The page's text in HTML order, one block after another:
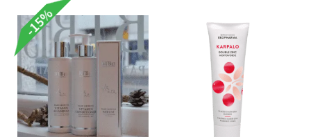
-15%